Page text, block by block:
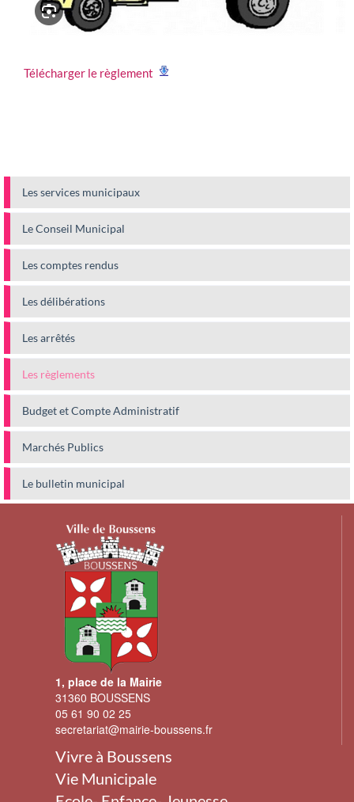
Télécharger le règlement
Les services municipaux
Le Conseil Municipal
Les comptes rendus
Les délibérations
Les arrêtés
Les règlements
Budget et Compte Administratif
Marchés Publics
Le bulletin municipal
1, place de la Mairie
31360 BOUSSENS
05 61 90 02 25
secretariat@mairie-boussens.fr
Vivre à Boussens
Vie Municipale